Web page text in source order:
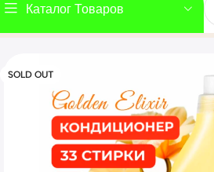
Каталог Товаров
Кондиционер
SOLD OUT